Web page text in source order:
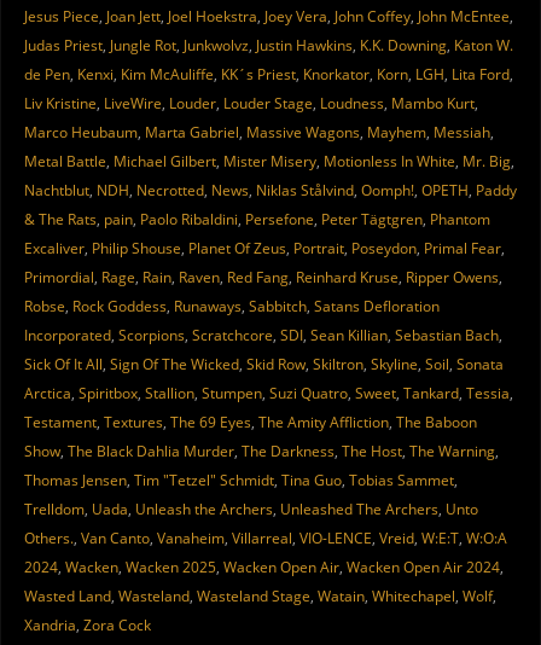
Jesus Piece, Joan Jett, Joel Hoekstra, Joey Vera, John Coffey, John McEntee,
Judas Priest, Jungle Rot, Junkwolvz, Justin Hawkins, K.K. Downing, Katon W.
de Pen, Kenxi, Kim McAuliffe, KK´s Priest, Knorkator, Korn, LGH, Lita Ford,
Liv Kristine, LiveWire, Louder, Louder Stage, Loudness, Mambo Kurt,
Marco Heubaum, Marta Gabriel, Massive Wagons, Mayhem, Messiah,
Metal Battle, Michael Gilbert, Mister Misery, Motionless In White, Mr. Big,
Nachtblut, NDH, Necrotted, News, Niklas Stålvind, Oomph!, OPETH, Paddy
& The Rats, pain, Paolo Ribaldini, Persefone, Peter Tägtgren, Phantom
Excaliver, Philip Shouse, Planet Of Zeus, Portrait, Poseydon, Primal Fear,
Primordial, Rage, Rain, Raven, Red Fang, Reinhard Kruse, Ripper Owens,
Robse, Rock Goddess, Runaways, Sabbitch, Satans Defloration
Incorporated, Scorpions, Scratchcore, SDI, Sean Killian, Sebastian Bach,
Sick Of It All, Sign Of The Wicked, Skid Row, Skiltron, Skyline, Soil, Sonata
Arctica, Spiritbox, Stallion, Stumpen, Suzi Quatro, Sweet, Tankard, Tessia,
Testament, Textures, The 69 Eyes, The Amity Affliction, The Baboon
Show, The Black Dahlia Murder, The Darkness, The Host, The Warning,
Thomas Jensen, Tim "Tetzel" Schmidt, Tina Guo, Tobias Sammet,
Trelldom, Uada, Unleash the Archers, Unleashed The Archers, Unto
Others., Van Canto, Vanaheim, Villarreal, VIO-LENCE, Vreid, W:E:T, W:O:A
2024, Wacken, Wacken 2025, Wacken Open Air, Wacken Open Air 2024,
Wasted Land, Wasteland, Wasteland Stage, Watain, Whitechapel, Wolf,
Xandria, Zora Cock